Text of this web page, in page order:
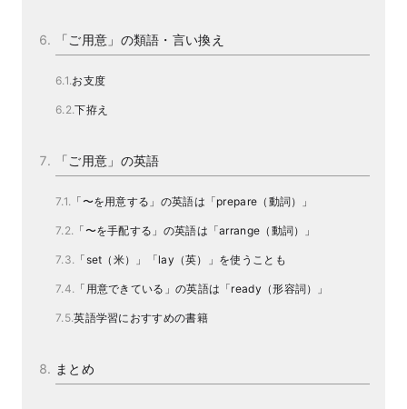
「ご用意」の類語・言い換え
お支度
下拵え
「ご用意」の英語
「〜を用意する」の英語は「prepare（動詞）」
「〜を手配する」の英語は「arrange（動詞）」
「set（米）」「lay（英）」を使うことも
「用意できている」の英語は「ready（形容詞）」
英語学習におすすめの書籍
まとめ